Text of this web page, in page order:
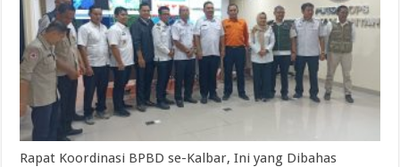
Rapat Koordinasi BPBD se-Kalbar, Ini yang Dibahas